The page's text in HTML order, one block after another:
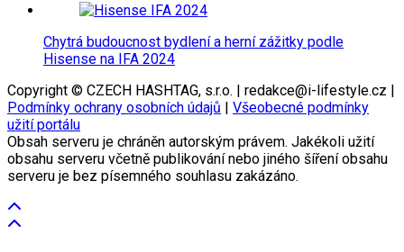
Chytrá budoucnost bydlení a herní zážitky podle
Hisense na IFA 2024
Copyright © CZECH HASHTAG, s.r.o. | redakce@i-lifestyle.cz |
Podmínky ochrany osobních údajů
Všeobecné podmínky
užití portálu
Obsah serveru je chráněn autorským právem. Jakékoli užití
obsahu serveru včetně publikování nebo jiného šíření obsahu
serveru je bez písemného souhlasu zakázáno.